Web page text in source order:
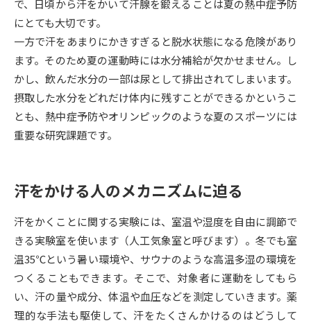
大学で学べる内容や特徴を調べる
新増設大学・学部・学科特集
国際・グローバルに強い大学特
データサイエンス特集 奨学金・特待生制度特集
デジタルパンフレット 進路の３択
SELFBRAND特集ページ
オープンキャンパスなどを調べる
オープンキャンパス検索 実施プログラムから探す
来場型・Web型イベント特集 夢ナビライブ
で、日頃から汗をかいて汗腺を鍛えることは夏の熱中症予防
にとても大切です。
一方で汗をあまりにかきすぎると脱水状態になる危険があり
ます。そのため夏の運動時には水分補給が欠かせません。し
かし、飲んだ水分の一部は尿として排出されてしまいます。
摂取した水分をどれだけ体内に残すことができるかというこ
とも、熱中症予防やオリンピックのような夏のスポーツには
重要な研究課題です。
汗をかける人のメカニズムに迫る
汗をかくことに関する実験には、室温や湿度を自由に調節で
きる実験室を使います（人工気象室と呼びます）。冬でも室
温35℃という暑い環境や、サウナのような高温多湿の環境を
つくることもできます。そこで、対象者に運動をしてもら
い、汗の量や成分、体温や血圧などを測定していきます。薬
理的な手法も駆使して、汗をたくさんかけるのはどうして